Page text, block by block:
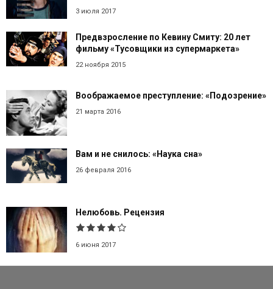
3 июля 2017
Предвзросление по Кевину Смиту: 20 лет
фильму «Тусовщики из супермаркета»
22 ноября 2015
Воображаемое преступление: «Подозрение»
21 марта 2016
Вам и не снилось: «Наука сна»
26 февраля 2016
Нелюбовь. Рецензия
6 июня 2017